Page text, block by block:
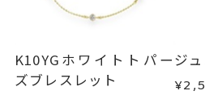
K10YGホワイトトパー
ズブレスレット
ジ